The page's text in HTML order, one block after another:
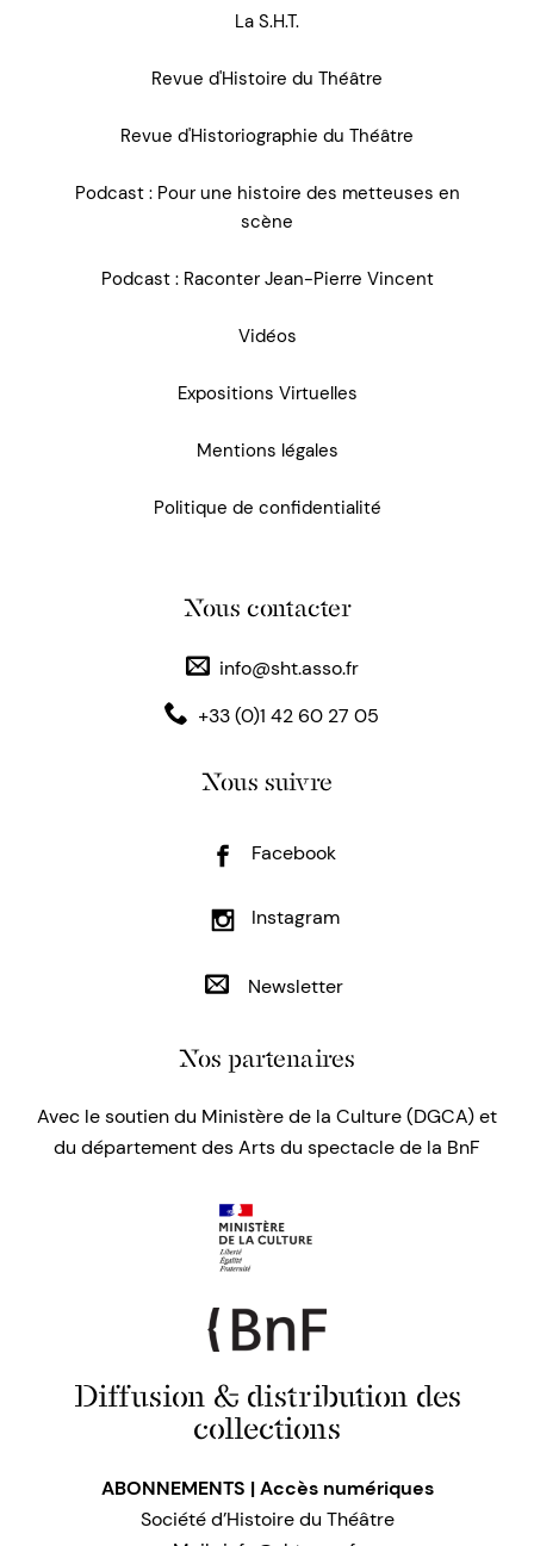
La S.H.T.
Revue d'Histoire du Théâtre
Revue d'Historiographie du Théâtre
Podcast : Pour une histoire des metteuses en
scène
Podcast : Raconter Jean-Pierre Vincent
Vidéos
Expositions Virtuelles
Mentions légales
Politique de confidentialité
Nous contacter
info@sht.asso.fr
+33 (0)1 42 60 27 05
Nous suivre
Facebook
Instagram
Newsletter
Nos partenaires
Avec le soutien du Ministère de la Culture (DGCA) et
du département des Arts du spectacle de la BnF
Diffusion & distribution des
collections
ABONNEMENTS | Accès numériques
Société d’Histoire du Théâtre